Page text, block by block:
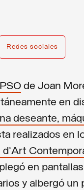
Redes sociales
de Joan
en
deseante,
realizados en
d'Art
en
y albergó un